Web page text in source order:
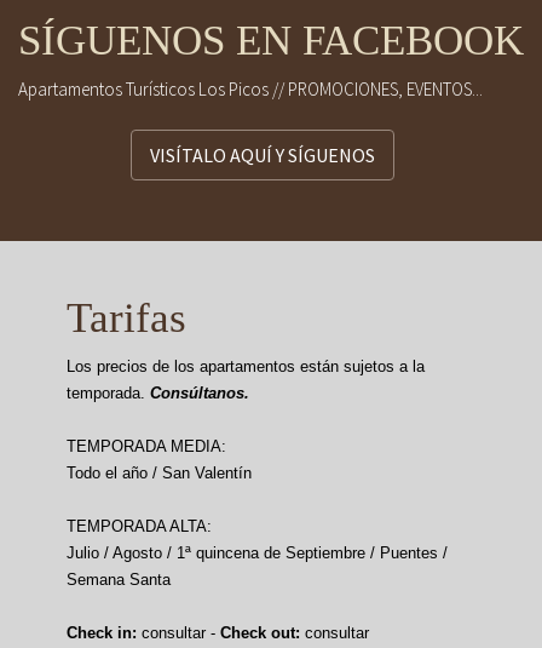
SÍGUENOS EN FACEBOOK
Apartamentos Turísticos Los Picos // PROMOCIONES, EVENTOS...
VISÍTALO AQUÍ Y SÍGUENOS
Tarifas
Los precios de los apartamentos están sujetos a la
temporada. Consúltanos.
TEMPORADA MEDIA:
Todo el año / San Valentín
TEMPORADA ALTA:
Julio / Agosto / 1ª quincena de Septiembre / Puentes /
Semana Santa
Check in: consultar - Check out: consultar